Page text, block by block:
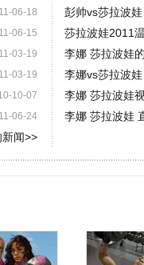
11-06-18
11-06-15
11-03-19
11-03-19
10-07
11-06-24
闻>>
彭帅vs莎拉波娃
莎拉波娃2011
李娜 莎拉波娃
李娜vs莎拉波娃
李娜 莎拉波娃
李娜 莎拉波娃